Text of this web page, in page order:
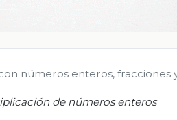
números enteros, fracciones
de números enteros